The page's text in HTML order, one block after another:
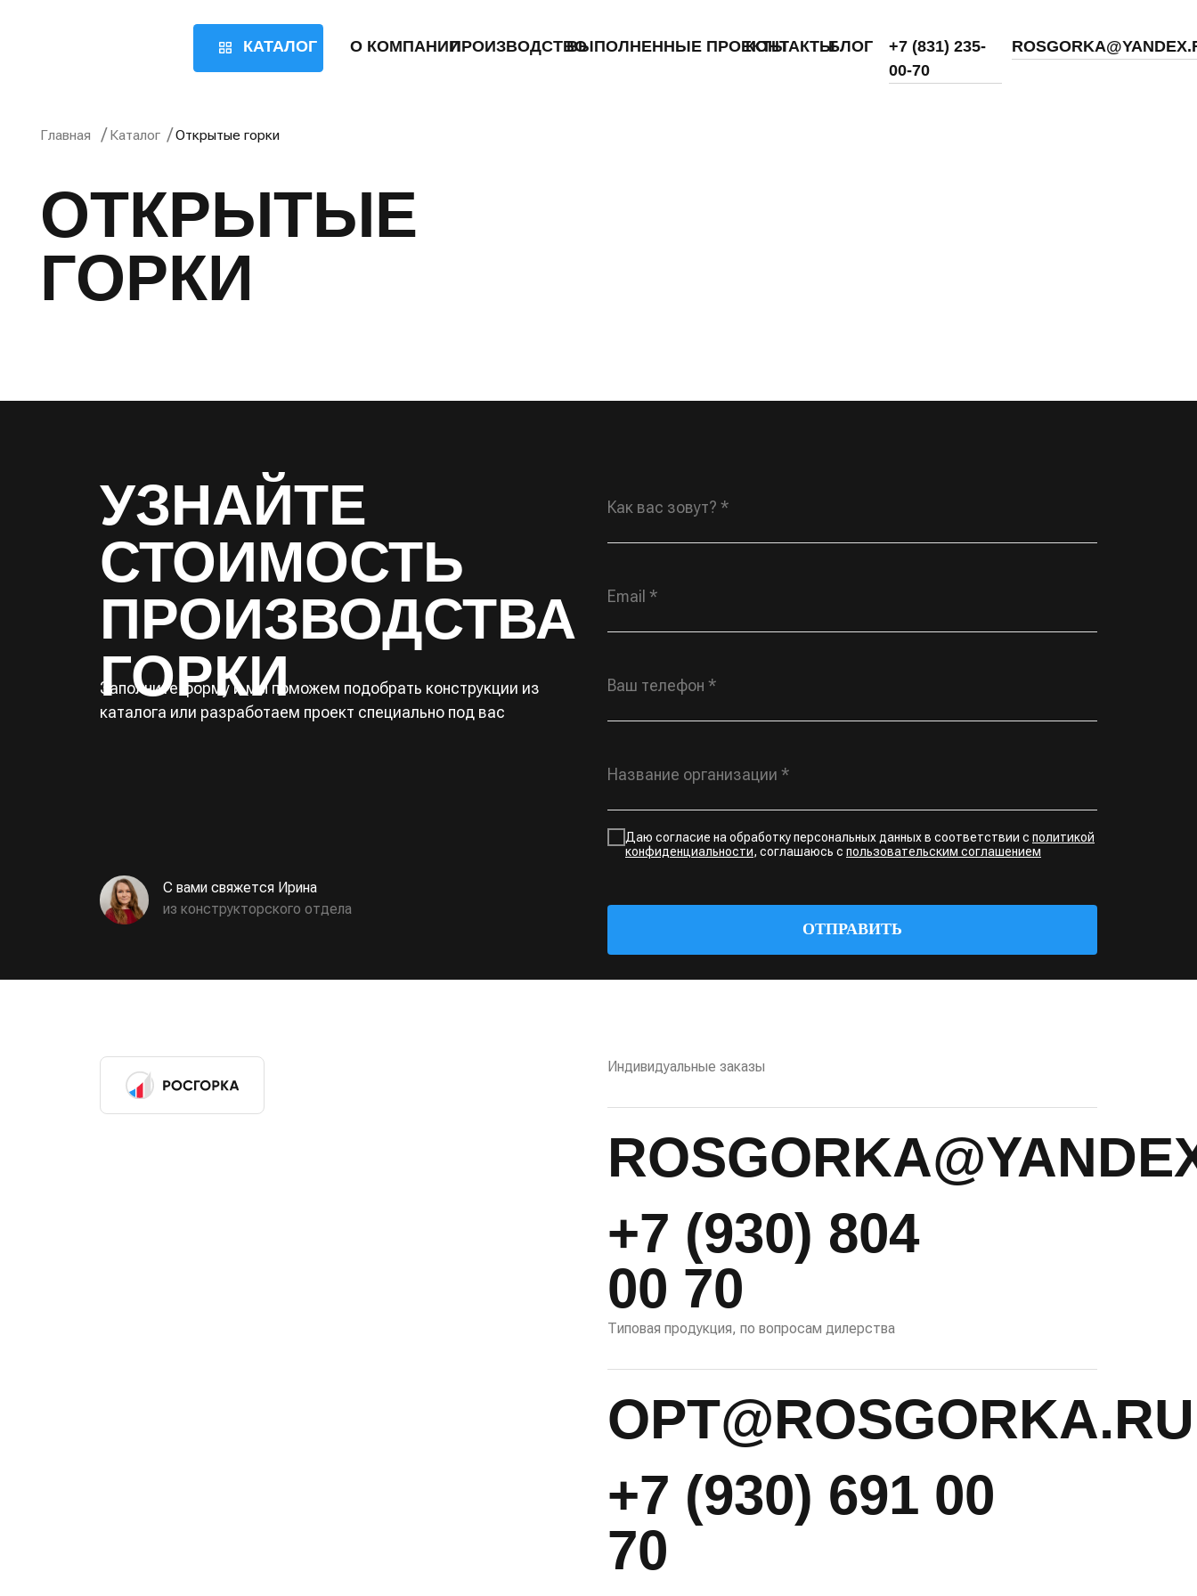
КАТАЛОГ ROSGORKA@YANDEX.RU
+7 (831) 235-
КОНТАКТЫБЛОГ
ВЫПОЛНЕННЫЕ ПРОЕКТЫ
ПРОИЗВОДСТВО
О КОМПАНИИ
ОТКРЫТЫЕ
ГОРКИ
С вами свяжется Ирина
из конструкторского отдела
УЗНАЙТЕ
СТОИМОСТЬ
ПРОИЗВОДСТВА
ГОРКИ
Заполните форму и мы поможем подобрать конструкции из
каталога или разработаем проект специально под вас
Как вас зовут? *
Email *
Ваш телефон *
Название организации *
Даю согласие на обработку персональных данных в соответствии с политикой
конфиденциальности, соглашаюсь с пользовательским соглашением
ОТПРАВИТЬ
Типовая продукция, по вопросам дилерства
+7 (930) 691 00
70
OPT@ROSGORKA.RU
Индивидуальные заказы
+7 (930) 804
00 70